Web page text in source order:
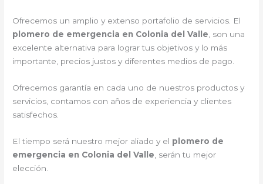
Ofrecemos un amplio y extenso portafolio de servicios. El
plomero de emergencia en Colonia del Valle , son una
excelente alternativa para lograr tus objetivos y lo más
importante, precios justos y diferentes medios de pago.
Ofrecemos garantía en cada uno de nuestros productos y
servicios, contamos con años de experiencia y clientes
satisfechos.
El tiempo será nuestro mejor aliado y el plomero de
emergencia en Colonia del Valle , serán tu mejor
elección.